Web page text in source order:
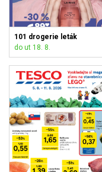
101 drogerie leták
do ut 18. 8.